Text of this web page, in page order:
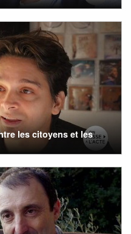
les citoyens et les